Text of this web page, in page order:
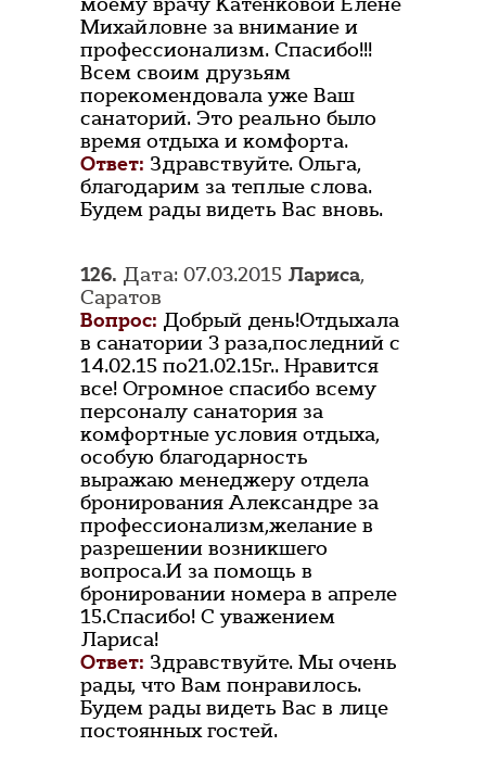
Михайловне за внимание и
профессионализм. Спасибо!!!
Всем своим друзьям
порекомендовала уже Ваш
санаторий. Это реально было
время отдыха и комфорта.
Ответ: Здравствуйте. Ольга,
благодарим за теплые слова.
Будем рады видеть Вас вновь.
126. Дата: 07.03.2015 Лариса,
Саратов
Вопрос: Добрый день!Отдыхала
в санатории 3 раза,последний с
14.02.15 по21.02.15г.. Нравится
все! Огромное спасибо всему
персоналу санатория за
комфортные условия отдыха,
особую благодарность
выражаю менеджеру отдела
бронирования Александре за
профессионализм,желание в
разрешении возникшего
вопроса.И за помощь в
бронировании номера в апреле
15.Спасибо! С уважением
Лариса!
Ответ: Здравствуйте. Мы очень
рады, что Вам понравилось.
Будем рады видеть Вас в лице
постоянных гостей.